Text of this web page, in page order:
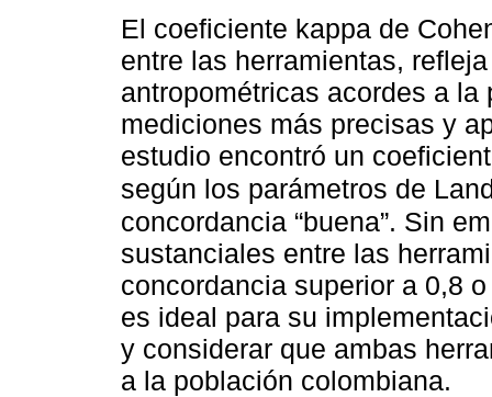
El coeficiente kappa de
entre las herramientas,
antropométricas acordes a
mediciones más precisas y
estudio encontró un
según los parámetros de
concordancia “buena”. Sin
sustanciales entre las
concordancia superior a 0,8
es ideal para su
y considerar que ambas
a la población colombiana.